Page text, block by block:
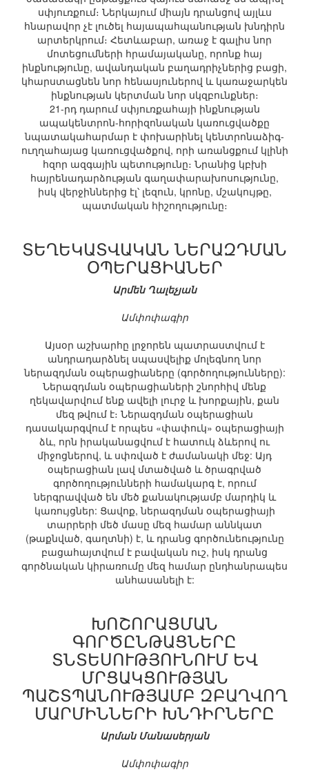
սփյուռքում։ Ներկայում միայն դրանցով այլևս
հնարավոր չէ լուծել հայապահպանության խնդիրն
արտերկրում։ Հետևաբար, առաջ է գալիս նոր
մոտեցումների հրամայականը, որոնք հայ
ինքնությունը, ավանդական բաղադրիչներից բացի,
կհարստացնեն նոր հենասյուներով և կառաջարկեն
ինքնության կերտման նոր սկզբունքներ։
21-րդ դարում սփյուռքահայի ինքնության
ապակենտրոն-հորիզոնական կառուցվածքը
նպատակահարմար է փոխարինել կենտրոնաձիգ-
ուղղահայաց կառուցվածքով, որի առանցքում կլինի
հզոր ազգային պետությունը։ Նրանից կբխի
հայրենադարձության գաղափարախոսությունը,
իսկ վերջիններից էլ՝ լեզուն, կրոնը, մշակույթը,
պատմական հիշողությունը։
ՏԵՂԵԿԱՏՎԱԿԱՆ ՆԵՐԱԶԴՄԱՆ
ՕՊԵՐԱՑԻԱՆԵՐ
Արմեն Ղալեչյան
Ամփոփագիր
Այսօր աշխարհը լրջորեն պատրաստվում է
անդրադարձնել սպասվելիք մոլեգնող նոր
ներազդման օպերացիաները (գործողությունները):
Ներազդման օպերացիաների շնորհիվ մենք
ղեկավարվում ենք ավելի լուրջ և խորքային, քան
մեզ թվում է։ Ներազդման օպերացիան
դասակարգվում է որպես «փափուկ» օպերացիայի
ձև, որն իրականացվում է հատուկ ձևերով ու
միջոցներով, և սփռված է ժամանակի մեջ: Այդ
օպերացիան լավ մտածված և ծրագրված
գործողությունների համակարգ է, որում
ներգրավված են մեծ քանակությամբ մարդիկ և
կառույցներ: Ցավոք, ներազդման օպերացիայի
տարրերի մեծ մասը մեզ համար աննկատ
(թաքնված, գաղտնի) է, և դրանց գործունեությունը
բացահայտվում է բավական ուշ, իսկ դրանց
գործնական կիրառումը մեզ համար ընդհանրապես
անհասանելի է:
ԽՈՇՈՐԱՑՄԱՆ
ԳՈՐԾԸՆԹԱՑՆԵՐԸ
ՏՆՏԵՍՈՒԹՅՈՒՆՈՒՄ ԵՎ
ՄՐՑԱԿՑՈՒԹՅԱՆ
ՊԱՇՏՊԱՆՈՒԹՅԱՄԲ ԶԲԱՂՎՈՂ
ՄԱՐՄԻՆՆԵՐԻ ԽՆԴԻՐՆԵՐԸ
Արման Մանասերյան
Ամփոփագիր